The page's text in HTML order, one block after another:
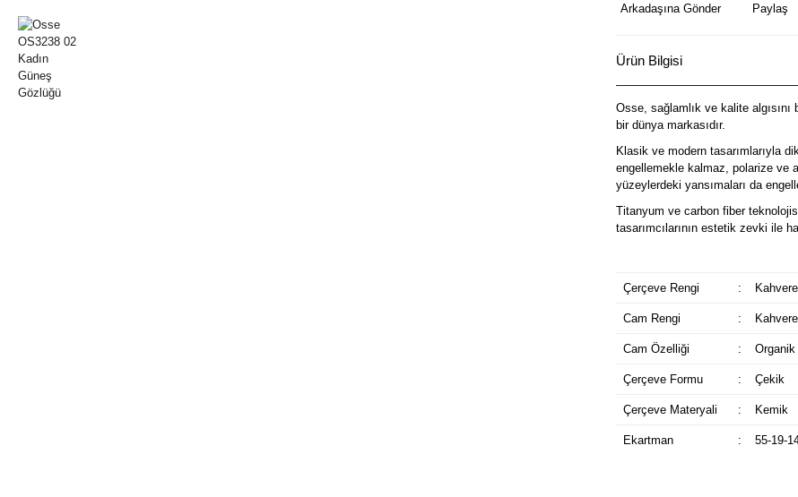
Arkadaşına Gönder Paylaş
Ürün Bilgisi
Osse, sağlamlık ve kalite
bir dünya markasıdır.
Klasik ve modern tasarımlarıyla
engellemekle kalmaz, polarize ve
yüzeylerdeki yansımaları da
Titanyum ve carbon fiber
tasarımcılarının estetik zevki ile
Çerçeve Rengi :
Cam Rengi :
Cam Özelliği :
Çerçeve Formu : Çekik
Çerçeve Materyali : Kemik
Ekartman : 55-19-